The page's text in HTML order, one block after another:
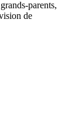
parents,
de